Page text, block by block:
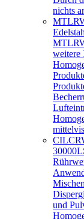
nichts
weitere
30000L
und